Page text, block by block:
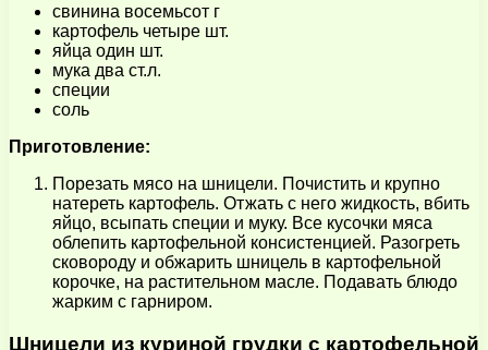
свинина восемьсот г
картофель четыре шт.
яйца один шт.
мука два ст.л.
специи
соль
Приготовление:
Порезать мясо на шницели. Почистить и крупно
натереть картофель. Отжать с него жидкость, вбить
яйцо, всыпать специи и муку. Все кусочки мяса
облепить картофельной консистенцией. Разогреть
сковороду и обжарить шницель в картофельной
корочке, на растительном масле. Подавать блюдо
жарким с гарниром.
Шницели из куриной грудки с картофельной